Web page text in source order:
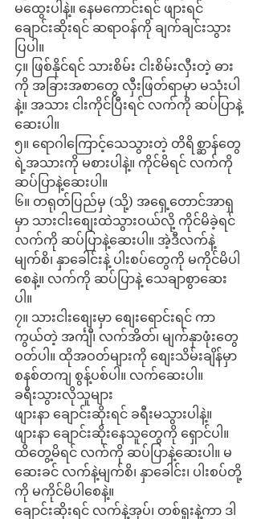
မထွေးပါနဲ့။ နေမကောင်းရင် ဖျားရင်
ချောင်းဆိုးရင် ဆရာဝန်ကို ချက်ချင်းသွား
ပြပါ။
၄။ ဖြစ်နိုင်ရင် သားစိမ်း ငါးစိမ်းလှီးတဲ့ ဓား
ကို အခြားအစာတွေ လှီးဖြတ်ရာမှာ မသုံးပါ
နဲ့။ အသား ငါးကိုင်ပြီးရင် လက်ကို ဆပ်ပြာနဲ့
ဆေးပါ။
၅။ ရောဂါကြောင့်သေသွားတဲ့ တိရိစ္ဆာန်တွေ
ရဲ့အသားကို မစားပါနဲ့။ ကိုင်မိရင် လက်ကို
ဆပ်ပြာနဲ့ဆေးပါ။
၆။ တရုတ်ပြည်မှ (သို့) အရှေ့တောင်အာရှ
မှာ သားငါးစျေးထဲသွားဝယ်လို့ ကိုင်မိခဲ့ရင်
လက်ကို ဆပ်ပြာနဲ့ဆေးပါ။ အဲ့ဒီလက်နဲ့
မျက်စိ၊ နှာခေါင်းနဲ့ ပါးစပ်တွေကို မကိုင်မိပါ
စေနဲ့။ လက်ကို ဆပ်ပြာနဲ့ သေချာစွာဆေး
ပါ။
၇။ သားငါးစျေးမှာ စျေးရောင်းရင် ကာ
ကွယ်တဲ့ အင်္ကျီ၊ လက်အိတ်၊ မျက်နှာဖုံးတွေ
ဝတ်ပါ။ ထိုအဝတ်များကို စျေးသိမ်းချိန်မှာ
စနစ်တကျ စွန့်ပစ်ပါ။ လက်ဆေးပါ။
ခရီးသွားလိုသူများ
ဖျားနာ ချောင်းဆိုးရင် ခရီးမသွားပါနဲ့။
ဖျားနာ ချောင်းဆိုးနေသူတွေကို ရှောင်ပါ။
ထိတွေ့မိရင် လက်ကို ဆပ်ပြာနဲ့ဆေးပါ။ မ
ဆေးခင် လက်နဲ့မျက်စိ၊ နှာခေါင်း၊ ပါးစပ်တို့
ကို မကိုင်မိပါစေနဲ့။
ချောင်းဆိုးရင် လက်နဲ့အုပ်၊ တစ်ရူးနဲ့ကာ ဒါ